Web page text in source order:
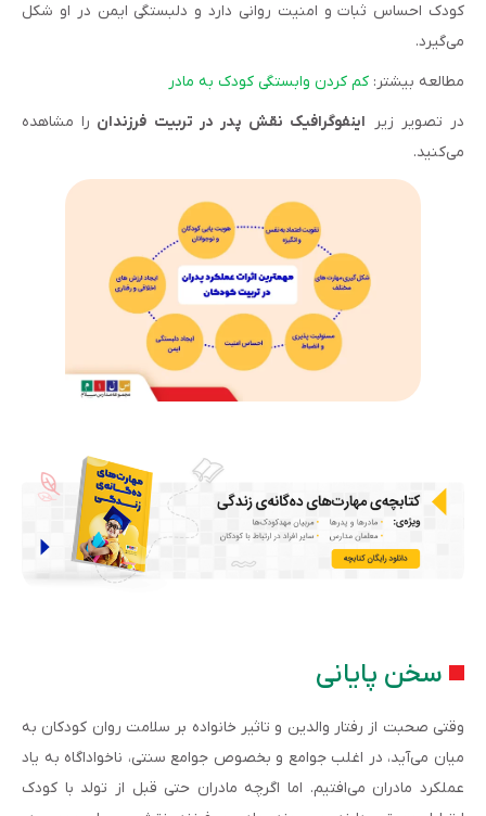
کودک احساس ثبات و امنیت روانی دارد و دلبستگی ایمن در او شکل
می‌گیرد.
مطالعه بیشتر: کم کردن وابستگی کودک به مادر
در تصویر زیر اینفوگرافیک نقش پدر در تربیت فرزندان را مشاهده
می‌کنید.
سخن پایانی
وقتی صحبت از رفتار والدین و تاثیر خانواده بر سلامت روان کودکان به
میان می‌آید، در اغلب جوامع و بخصوص جوامع سنتی، ناخواداگاه به یاد
عملکرد مادران می‌افتیم. اما اگرچه مادران حتی قبل از تولد با کودک